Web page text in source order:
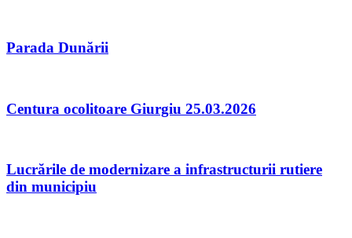
Parada Dunării
Centura ocolitoare Giurgiu 25.03.2026
Lucrările de modernizare a infrastructurii rutiere
din municipiu